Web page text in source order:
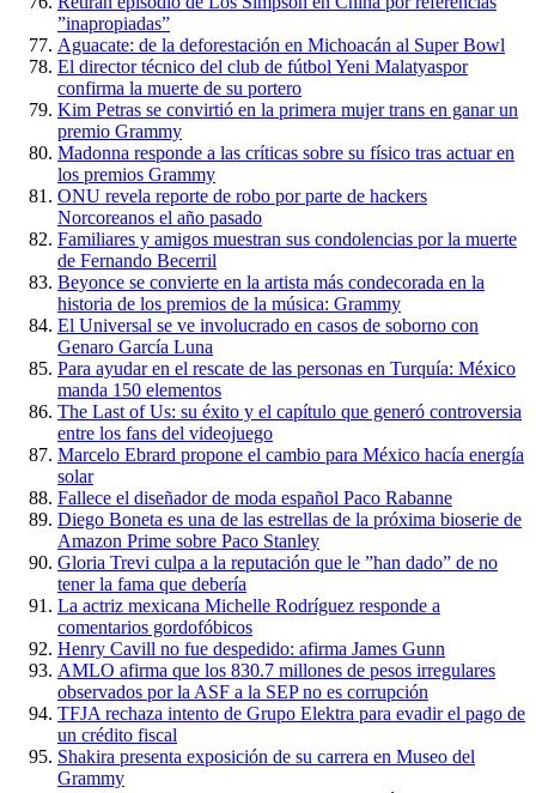
”inapropiadas”
Aguacate: de la deforestación en Michoacán al Super Bowl
El director técnico del club de fútbol Yeni Malatyaspor
confirma la muerte de su portero
Kim Petras se convirtió en la primera mujer trans en ganar un
premio Grammy
Madonna responde a las críticas sobre su físico tras actuar en
los premios Grammy
ONU revela reporte de robo por parte de hackers
Norcoreanos el año pasado
Familiares y amigos muestran sus condolencias por la muerte
de Fernando Becerril
Beyonce se convierte en la artista más condecorada en la
historia de los premios de la música: Grammy
El Universal se ve involucrado en casos de soborno con
Genaro García Luna
Para ayudar en el rescate de las personas en Turquía: México
manda 150 elementos
The Last of Us: su éxito y el capítulo que generó controversia
entre los fans del videojuego
Marcelo Ebrard propone el cambio para México hacía energía
solar
Fallece el diseñador de moda español Paco Rabanne
Diego Boneta es una de las estrellas de la próxima bioserie de
Amazon Prime sobre Paco Stanley
Gloria Trevi culpa a la reputación que le ”han dado” de no
tener la fama que debería
La actriz mexicana Michelle Rodríguez responde a
comentarios gordofóbicos
Henry Cavill no fue despedido: afirma James Gunn
AMLO afirma que los 830.7 millones de pesos irregulares
observados por la ASF a la SEP no es corrupción
TFJA rechaza intento de Grupo Elektra para evadir el pago de
un crédito fiscal
Shakira presenta exposición de su carrera en Museo del
Grammy